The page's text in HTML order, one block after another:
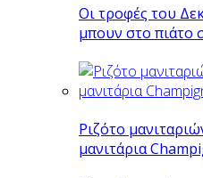
Οι τροφές του
μπουν στο πιάτο
Ριζότο
μανιτάρια